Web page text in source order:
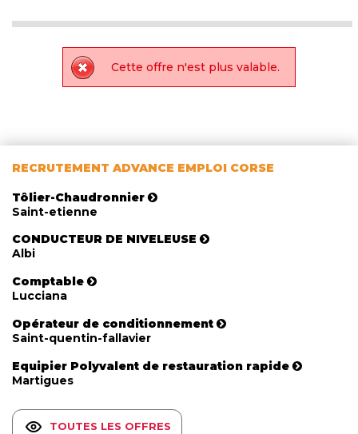
Cette offre n'est plus valable.
RECRUTEMENT ADVANCE EMPLOI CORSE
Tôlier-Chaudronnier
Saint-etienne
CONDUCTEUR DE NIVELEUSE
Albi
Comptable
Lucciana
Opérateur de conditionnement
Saint-quentin-fallavier
Equipier Polyvalent de restauration rapide
Martigues
TOUTES LES OFFRES